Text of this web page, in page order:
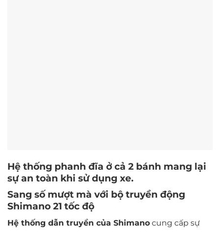
Hệ thống phanh đĩa ở cả 2 bánh mang lại
sự an toàn khi sử dụng xe.
Sang số mượt mà với bộ truyền động
Shimano 21 tốc độ
Hệ thống dẫn truyền của Shimano cung cấp sự